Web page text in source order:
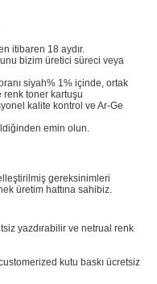
itibaren 18 aydır.
bizim üretici süreci veya
siyah% 1% içinde, ortak
toner kartuşu
kalite kontrol ve Ar-Ge
emin olun.
gereksinimleri
üretim hattına sahibiz.
yazdırabilir ve netrual renk
kutu baskı ücretsiz